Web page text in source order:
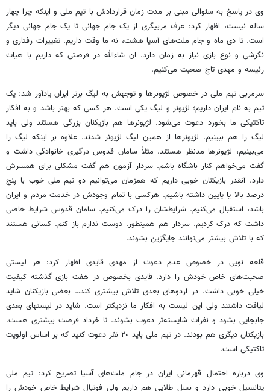
وی در پاسخ به سئوالی مبنی بر مدت زمان قراردادش با تیم ملی و اینکه چرا چهار
ساله نیست، اظهار کرد: عرف مربیگری از یک جام جهانی تا یک جام جهانی دیگر
است. تا دی ماه و جام ملت‌های آسیا هشت، نه ما وقت داریم. تغییرات رفتاری و
نگرشی و نوع بازی نیاز به زمان دارد. ان شاءالله در فرصتی که داریم با هیات
رئیسه و مهدی تاج صحبت می‌کنیم.
سرمربی تیم ملی در خصوص لژیونرها و توجهش به لیگ برتر ایران یادآور شد: یک
تیم به نام ایران داریم؛ لژیونر و لیگ یکی است. هر کسی که بهتر باشد و به افکار
تاکتیکی ما بخورد دعوت می‌شود. لژیونرها هم بازیکنان بزرگی هستند ولی باید
لیگ را هم ببینیم. لژیونرها از همین لیگ لژیونر شدند. علاوه بر اینکه لیگ را
می‌بینیم، لژیونرها مدنظر هستند. مثلاً سامان قدوسدرگیری خانوادگی داشت و
گفت می‌خواهم کنار باشگاه باشم. سردار آزمون هم گفت مشکلی برای همسرش
دارد. آنقدر بازیکنان خوبی داریم که همزمان می‌توانیم دو تیم ملی خوب با پنج
درصد بالا یا پایین داشته باشیم. هرکسی با تمام وجودش در خدمت مردم و ایران
باشد، استقبال می‌کنیم. شرایطشان را درک می‌کنیم. سامان قدوس شرایط خاصی
داشت که درک کردیم. سردار هم همینطور. دوست ندارم باز کنم. کسانی هستند
که با تلاش بیشتر می‌توانند جایگزین بشوند.
قلعه نوییدر خصوصعدم دعوت از مهدیقایدی اظهار کرد: هر لیستی
صحبت‌های خاص خودش را دارد.قایدی بخصوص در هفت بازی گذشته کیفیت
خیلی خوبی داشت. در اردوهای بعدی تلاش بیشتری کند… بعضی بازیکنان شاید
لیاقت داشتند ولی این لیست به افکار ما نزدیکتر است. شاید در لیستهایبعدی
جابجایی بشود و نفرات شایسته‌تر دعوت بشوند. تا خرداد فرصت بیشتری هست.
بازیکنان دیگری هم بودند. در تیم ملی باید ۲۰ نفر دعوت کنید که
بر اساس اولویت
تاکتیکی است.
وی درباره احتمال قهرمانی ایران در جام ملت‌های آسیا تصریح کرد: تیم ملی
پتانسیل خوبی دارد و نسل طلایی هم داریم ولی فوتبال شرایط خاص خودش را